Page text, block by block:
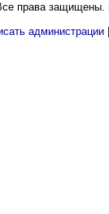
права защищены. |
администрации